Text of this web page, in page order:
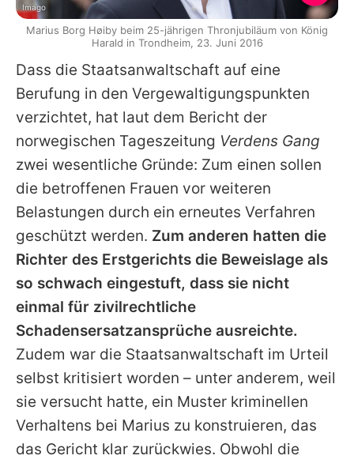
Dass die Staatsanwaltschaft auf eine
Berufung in den Vergewaltigungspunkten
verzichtet, hat laut dem Bericht der
norwegischen Tageszeitung Verdens Gang
zwei wesentliche Gründe: Zum einen sollen
die betroffenen Frauen vor weiteren
Belastungen durch ein erneutes Verfahren
geschützt werden. Zum anderen hatten die
Richter des Erstgerichts die Beweislage als
so schwach eingestuft, dass sie nicht
einmal für zivilrechtliche
Schadensersatzansprüche ausreichte.
Zudem war die Staatsanwaltschaft im Urteil
selbst kritisiert worden – unter anderem, weil
sie versucht hatte, ein Muster kriminellen
Verhaltens bei Marius zu konstruieren, das
das Gericht klar zurückwies. Obwohl die
Imago
Marius Borg Høiby beim 25-jährigen Thronjubiläum von König
Harald in Trondheim, 23. Juni 2016